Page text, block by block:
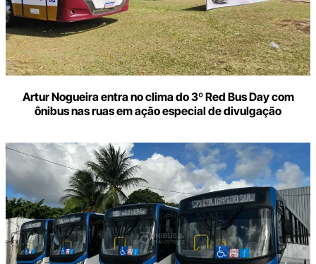
Artur Nogueira entra no clima do 3º Red Bus Day com
ônibus nas ruas em ação especial de divulgação